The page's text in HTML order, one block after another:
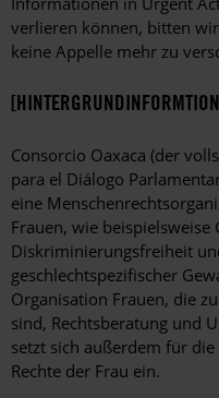
verlieren können, bitten
keine Appelle mehr zu
Consorcio Oaxaca (der
para el Diálogo
eine
Frauen, wie beispielsweise
Diskriminierungsfreiheit
geschlechtspezifischer
Organisation Frauen, die
sind, Rechtsberatung und
setzt sich außerdem für
Rechte der Frau ein.